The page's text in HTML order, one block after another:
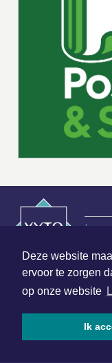
Deze website
ervoor te zorgen
op onze website
Ik
Hoofdvestiging:
van Benthuizenlaan 1